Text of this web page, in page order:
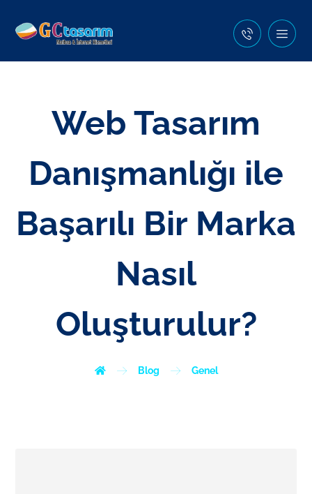
Web Tasarım
Danışmanlığı ile
Başarılı Bir Marka
Nasıl
Oluşturulur?
Blog Genel